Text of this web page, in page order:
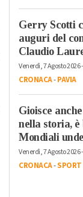
Gerry Scotti
auguri del
Claudio
Venerdì, 7 Agosto 2026
CRONACA-PAVIA
Gioisce
nella storia, è
Mondiali
Venerdì, 7 Agosto 2026
CRONACA-SPORT